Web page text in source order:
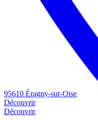
95610 Éragny-sur-Oise
Découvrir
Découvrir